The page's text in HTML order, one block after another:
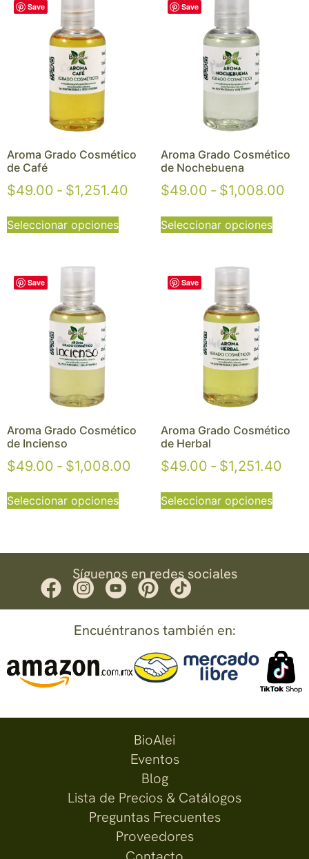
Save
Aroma Grado Cosmético
de Café
$49.00 - $1,251.40
Seleccionar opciones
Save
Aroma Grado Cosmético
de Nochebuena
$49.00 - $1,008.00
Seleccionar opciones
Save
Aroma Grado Cosmético
de Incienso
$49.00 - $1,008.00
Seleccionar opciones
Save
Aroma Grado Cosmético
de Herbal
$49.00 - $1,251.40
Seleccionar opciones
Síguenos en redes sociales
Encuéntranos también en:
BioAlei
Eventos
Blog
Lista de Precios & Catálogos
Preguntas Frecuentes
Proveedores